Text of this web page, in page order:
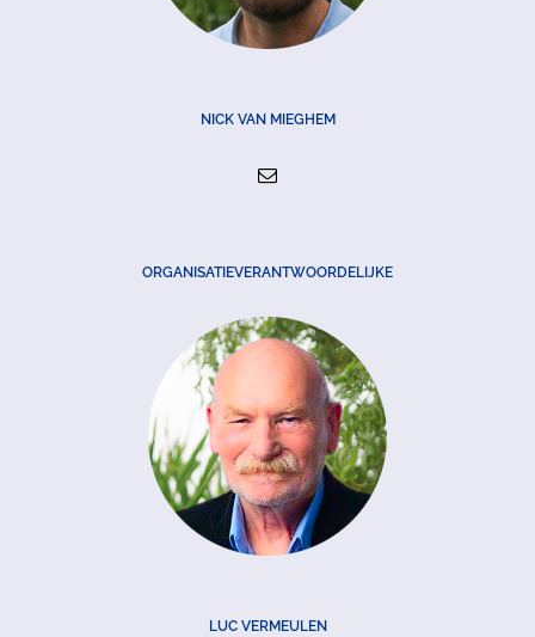
NICK VAN MIEGHEM
ORGANISATIEVERANTWOORDELIJKE
LUC VERMEULEN